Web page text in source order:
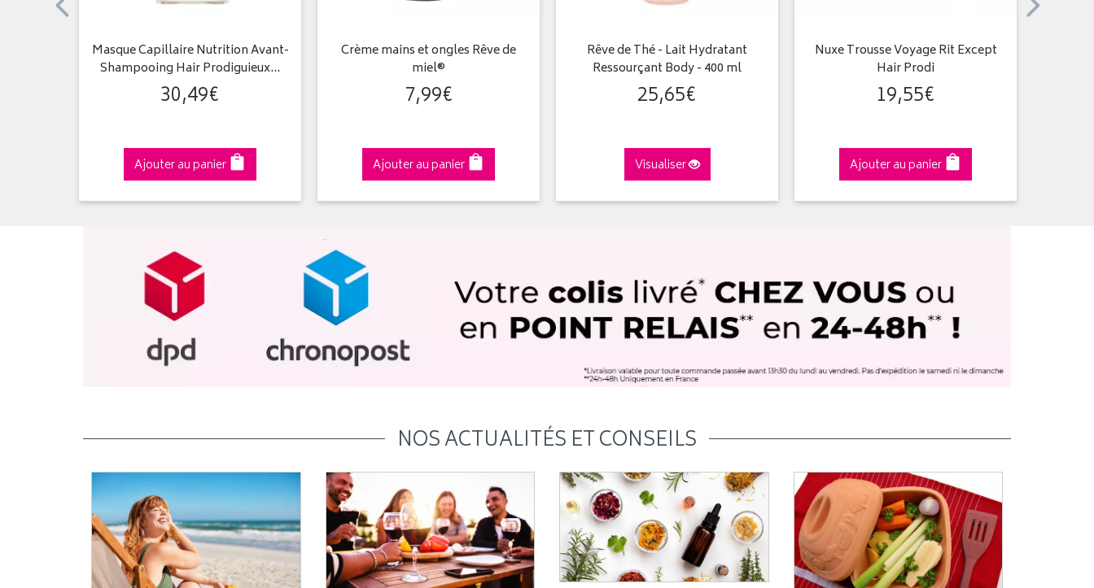
Masque Capillaire Nutrition Avant-
Shampooing Hair Prodiguieux…
30,49€
Ajouter au panier
Crème mains et ongles Rêve de
miel®
7,99€
Ajouter au panier
Rêve de Thé - Lait Hydratant
Ressourçant Body - 400 ml
25,65€
Visualiser
Nuxe Trousse Voyage Rit Except
Hair Prodi
19,55€
Ajouter au panier
NOS ACTUALITÉS ET CONSEILS